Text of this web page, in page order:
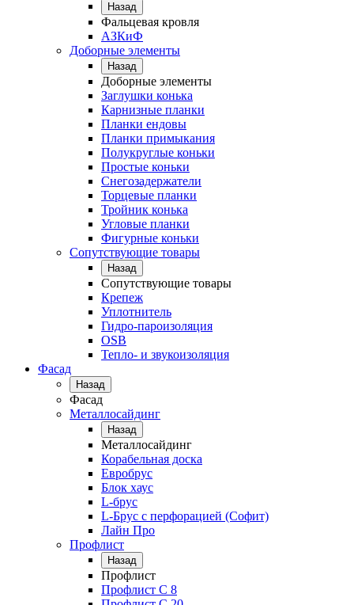
Назад
Фальцевая кровля
АЗКиФ
Доборные элементы
Назад
Доборные элементы
Заглушки конька
Карнизные планки
Планки ендовы
Планки примыкания
Полукруглые коньки
Простые коньки
Снегозадержатели
Торцевые планки
Тройник конька
Угловые планки
Фигурные коньки
Сопутствующие товары
Назад
Сопутствующие товары
Крепеж
Уплотнитель
Гидро-пароизоляция
OSB
Тепло- и звукоизоляция
Фасад
Назад
Фасад
Металлосайдинг
Назад
Металлосайдинг
Корабельная доска
Евробрус
Блок хаус
L-брус
L-Брус с перфорацией (Софит)
Лайн Про
Профлист
Назад
Профлист
Профлист С 8